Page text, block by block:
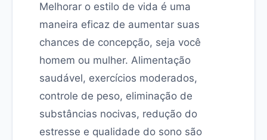
Melhorar o estilo de vida é uma
maneira eficaz de aumentar suas
chances de concepção, seja você
homem ou mulher. Alimentação
saudável, exercícios moderados,
controle de peso, eliminação de
substâncias nocivas, redução do
estresse e qualidade do sono são